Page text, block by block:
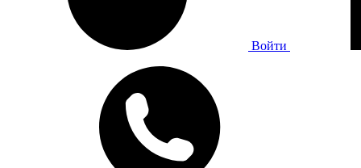
Войти